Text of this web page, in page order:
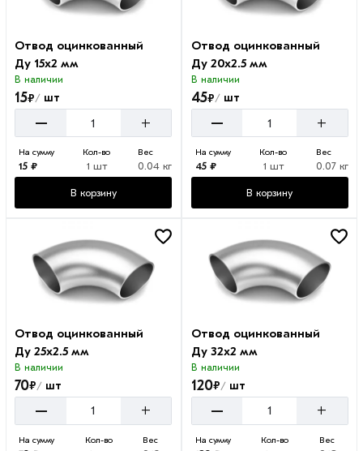
Отвод оцинкованный
Ду 15х2 мм
В наличии
15₽/ шт
– +
На сумму
15 ₽
Кол-во
1 шт
Вес
0.04 кг
В корзину
Отвод оцинкованный
Ду 20х2.5 мм
В наличии
45₽/шт
– +
На сумму
45 ₽
Кол-во
1 шт
Вес
0.07 кг
В корзину
Отвод оцинкованный
Ду 25х2.5 мм
В наличии
70₽/ шт
– +
На сумму Кол-во Вес
Отвод оцинкованный
Ду 32х2 мм
В наличии
120₽/шт
– +
На сумму Кол-во Вес